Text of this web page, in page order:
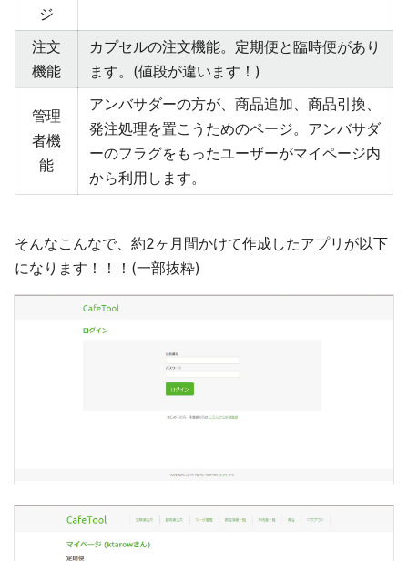
ジ
注文
機能
カプセルの注文機能。定期便と臨時便があり
ます。(値段が違います！)
管理
者機
能
アンバサダーの方が、商品追加、商品引換、
発注処理を置こうためのページ。アンバサダ
ーのフラグをもったユーザーがマイページ内
から利用します。
そんなこんなで、約2ヶ月間かけて作成したアプリが以下
になります！！！(一部抜粋)